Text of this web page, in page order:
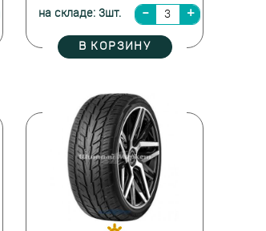
на складе: 3шт.
В КОРЗИНУ